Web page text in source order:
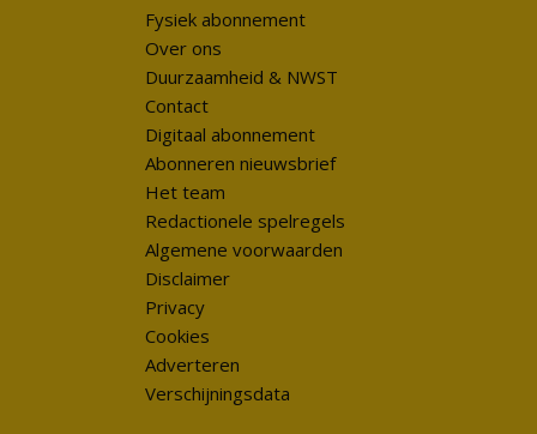
Fysiek abonnement
Over ons
Duurzaamheid & NWST
Contact
Digitaal abonnement
Abonneren nieuwsbrief
Het team
Redactionele spelregels
Algemene voorwaarden
Disclaimer
Privacy
Cookies
Adverteren
Verschijningsdata